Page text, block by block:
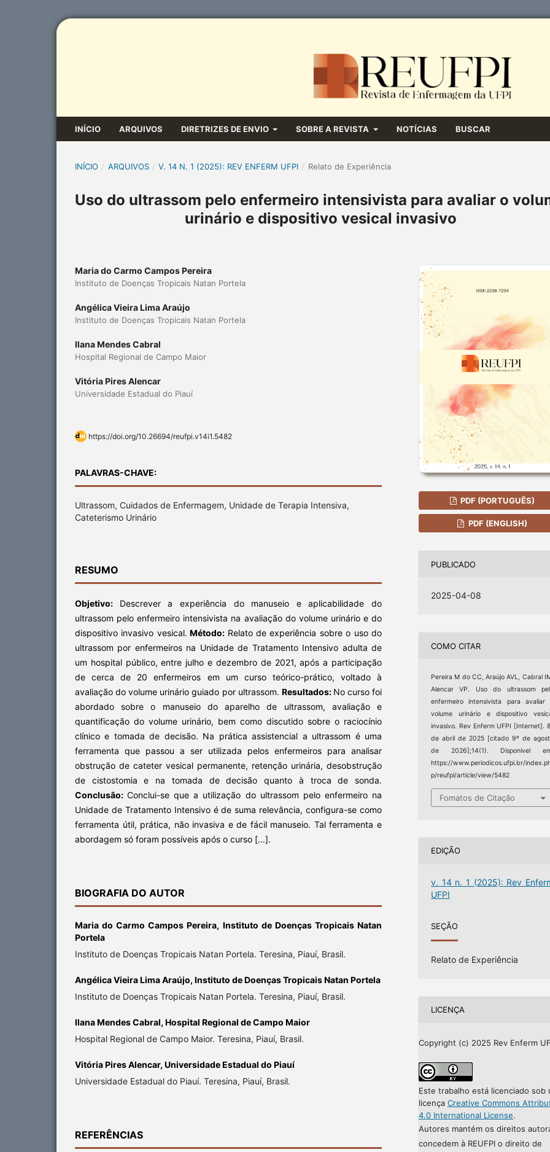
INÍCIO ARQUIVOS DIRETRIZES DE ENVIO SOBRE A REVISTA NOTÍCIAS BUSCAR
INÍCIO / ARQUIVOS / V. 14 N. 1 (2025): REV ENFERM UFPI / Relato de Experiência
Uso do ultrassom pelo enfermeiro intensivista para avaliar o
urinário e dispositivo vesical invasivo
Maria do Carmo Campos Pereira
Instituto de Doenças Tropicais Natan Portela
Angélica Vieira Lima Araújo
Instituto de Doenças Tropicais Natan Portela
Ilana Mendes Cabral
Hospital Regional de Campo Maior
Vitória Pires Alencar
Universidade Estadual do Piauí
https://doi.org/10.26694/reufpi.v14i1.5482
PALAVRAS-CHAVE:
Ultrassom, Cuidados de Enfermagem, Unidade de Terapia Intensiva,
Cateterismo Urinário
RESUMO
Objetivo: Descrever a experiência do manuseio e aplicabilidade do
ultrassom pelo enfermeiro intensivista na avaliação do volume urinário e do
dispositivo invasivo vesical. Método: Relato de experiência sobre o uso do
ultrassom por enfermeiros na Unidade de Tratamento Intensivo adulta de
um hospital público, entre julho e dezembro de 2021, após a participação
de cerca de 20 enfermeiros em um curso teórico-prático, voltado à
avaliação do volume urinário guiado por ultrassom. Resultados: No curso foi
abordado sobre o manuseio do aparelho de ultrassom, avaliação e
quantificação do volume urinário, bem como discutido sobre o raciocínio
clínico e tomada de decisão. Na prática assistencial a ultrassom é uma
ferramenta que passou a ser utilizada pelos enfermeiros para analisar
obstrução de cateter vesical permanente, retenção urinária, desobstrução
de cistostomia e na tomada de decisão quanto à troca de sonda.
Conclusão:Conclui-se que a utilização do ultrassom pelo enfermeiro na
Unidade de Tratamento Intensivo é de suma relevância, configura-se como
ferramenta útil, prática, não invasiva e de fácil manuseio. Tal ferramenta e
abordagem só foram possíveis após o curso [...].
BIOGRAFIA DO AUTOR
Maria do Carmo Campos Pereira, Instituto de Doenças Tropicais Natan
Portela
Instituto de Doenças Tropicais Natan Portela. Teresina, Piauí, Brasil.
Angélica Vieira Lima Araújo, Instituto de Doenças Tropicais Natan Portela
Instituto de Doenças Tropicais Natan Portela. Teresina, Piauí, Brasil.
Ilana Mendes Cabral, Hospital Regional de Campo Maior
Hospital Regional de Campo Maior. Teresina, Piauí, Brasil.
Vitória Pires Alencar, Universidade Estadual do Piauí
Universidade Estadual do Piauí. Teresina, Piauí, Brasil.
REFERÊNCIAS
PDF (PORTUGUÊS)
PDF (ENGLISH)
PUBLICADO
2025-04-08
COMO CITAR
Pereira M do CC, Araújo AVL, Cabral
Alencar VP. Uso do ultrassom
enfermeiro intensivista para avaliar
volume urinário e dispositivo
invasivo. Rev Enferm UFPI [Internet].
de abril de 2025 [citado 9º de
de 2026];14(1). Disponível
https://www.periodicos.ufpi.br/
p/reufpi/article/view/5482
Fomatos de Citação
EDIÇÃO
v. 14 n. 1 (2025): Rev
UFPI
SEÇÃO
Relato de Experiência
LICENÇA
Copyright (c) 2025 Rev Enferm
Este trabalho está licenciado sob
licença Creative Commons
4.0 International License.
Autores mantém os direitos
concedem à REUFPI o direito de